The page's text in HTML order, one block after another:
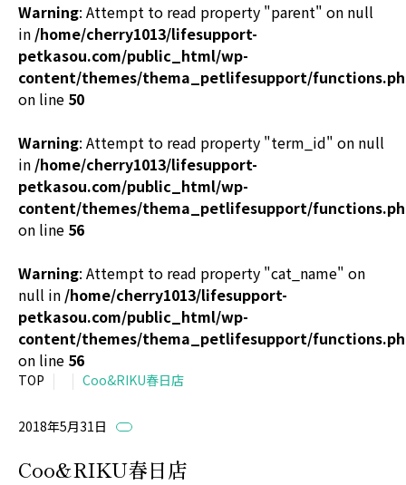
Warning: Attempt to read property "parent" on null
in /home/cherry1013/lifesupport-
petkasou.com/public_html/wp-
content/themes/thema_petlifesupport/
on line 50
Warning: Attempt to read property "term_id" on null
in /home/cherry1013/lifesupport-
petkasou.com/public_html/wp-
content/themes/thema_petlifesupport/
on line 56
Warning: Attempt to read property "cat_name" on
null in /home/cherry1013/lifesupport-
petkasou.com/public_html/wp-
content/themes/thema_petlifesupport/
on line 56
TOP Coo&RIKU春日店
2018年5月31日
Coo&RIKU春日店